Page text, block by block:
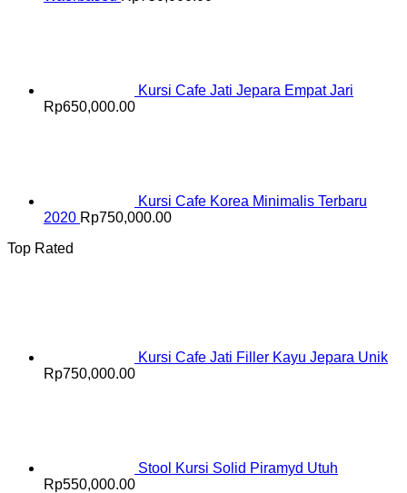
Kursi Cafe Jati Jepara Empat Jari
Rp650,000.00
Kursi Cafe Korea Minimalis Terbaru
2020 Rp750,000.00
Top Rated
Kursi Cafe Jati Filler Kayu Jepara Unik
Rp750,000.00
Stool Kursi Solid Piramyd Utuh
Rp550,000.00